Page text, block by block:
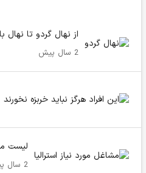
از نهال گردو تا نهال
2 سال پیش
لیست
2 سال پیش